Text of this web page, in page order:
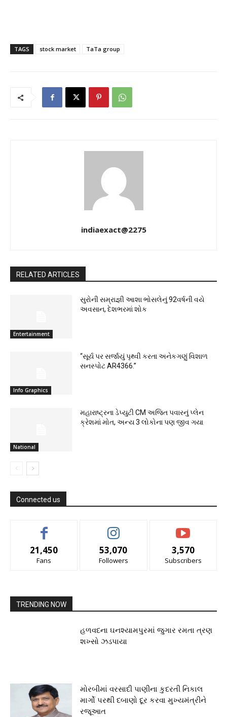
TAGS stock market TaTa group
indiaexact@2275
RELATED ARTICLES
Entertainment
સુરોની સમ્રાજ્ઞી આશા ભોસલેનું 92વર્ષની વયે
અવસાન, દેશભરમાં શોક
Info Graphics
“સૂર્ય પર સર્જાયું પૃથ્વી કરતા અનેકગણું વિશાળ
સનસ્પોટ AR4366.”
National
મહારાષ્ટ્રના ડેપ્યુટી CM અજિત પવારનું પ્લેન
ક્રેશમાં મોત, અન્ય 3 લોકોના પણ જીવ ગયા
Connected us
21,450
Fans
53,070
Followers
3,570
Subscribers
TRENDING NOW
હળવદના ઘનશ્યામપુરમાં જુગાર રમતા ત્રણ
શખ્સો ઝડપાયા
મોરબીમાં વરસાદી પાણીના કુદરતી નિકાલ
માર્ગો પરથી દબાણો દૂર કરવા મુખ્યમંત્રીને
રજૂઆત